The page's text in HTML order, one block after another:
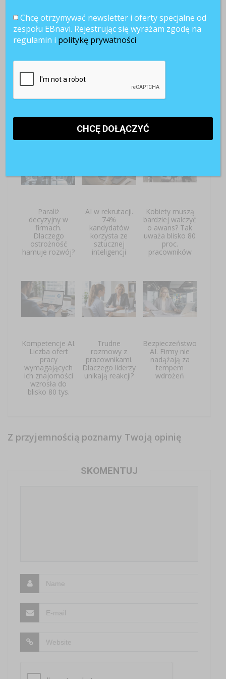
raport
POWIĄZANE ARTYKUŁY
Paraliż
decyzyjny w
firmach.
Dlaczego
ostrożność
hamuje rozwój?
AI w rekrutacji.
74%
kandydatów
korzysta ze
sztucznej
inteligencji
Kobiety muszą
bardziej walczyć
o awans? Tak
uważa blisko 80
proc.
pracowników
Kompetencje AI.
Liczba ofert
pracy
wymagających
ich znajomości
wzrosła do
blisko 80 tys.
Trudne
rozmowy z
pracownikami.
Dlaczego liderzy
unikają reakcji?
Bezpieczeństwo
AI. Firmy nie
nadążają za
tempem
wdrożeń
Z przyjemnością poznamy Twoją opinię
SKOMENTUJ
Chcę otrzymywać newsletter i oferty specjalne od
zespołu EBnavi. Rejestrując się wyrażam zgodę na
regulamin i politykę prywatności